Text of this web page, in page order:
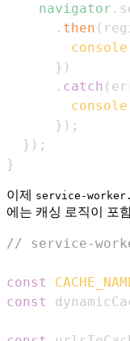
navigator .
. then (
console
} )
. catch (
console
} ) ;
} ) ;
}
이제 service-
에는 캐싱 로직이 포
// service-
const
const